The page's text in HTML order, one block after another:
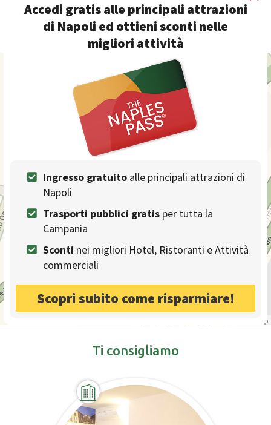
Accedi gratis alle principali attrazioni
di Napoli ed ottieni sconti nelle
migliori attività
Ingresso gratuito alle principali attrazioni di
Napoli
Trasporti pubblici gratis per tutta la
Campania
Sconti nei migliori Hotel, Ristoranti e Attività
commerciali
Scopri subito come risparmiare!
OpenStreetMap
Ti consigliamo